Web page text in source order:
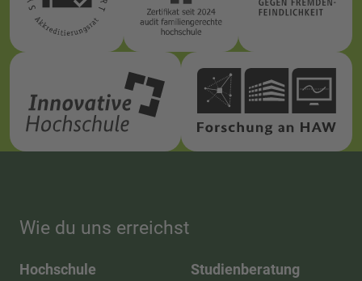
Wie du uns erreichst
Hochschule
Studienberatung